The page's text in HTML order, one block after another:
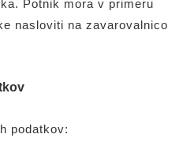
Potnik mora v primeru
nasloviti na zavarovalnico
podatkov: